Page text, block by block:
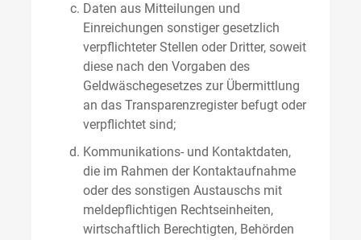
Daten aus Mitteilungen und
Einreichungen sonstiger gesetzlich
verpflichteter Stellen oder Dritter, soweit
diese nach den Vorgaben des
Geldwäschegesetzes zur Übermittlung
an das Transparenzregister befugt oder
verpflichtet sind;
Kommunikations- und Kontaktdaten,
die im Rahmen der Kontaktaufnahme
oder des sonstigen Austauschs mit
meldepflichtigen Rechtseinheiten,
wirtschaftlich Berechtigten, Behörden